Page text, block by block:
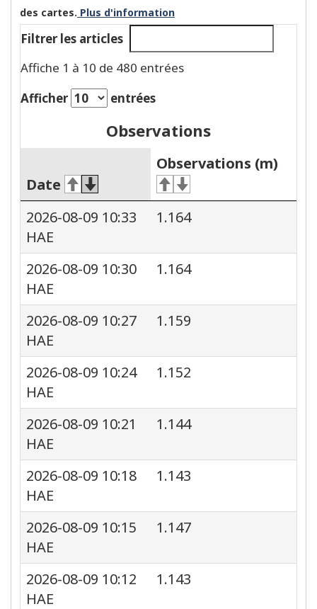
des cartes. Plus d'information
Filtrer les articles
Affiche 1 à 10 de 480 entrées
Afficher
entrées
Observations
Date
Observations (m)
2026-08-09 10:33
HAE
1.164
2026-08-09 10:30
HAE
1.164
2026-08-09 10:27
HAE
1.159
2026-08-09 10:24
HAE
1.152
2026-08-09 10:21
HAE
1.144
2026-08-09 10:18
HAE
1.143
2026-08-09 10:15
HAE
1.147
2026-08-09 10:12
HAE
1.143